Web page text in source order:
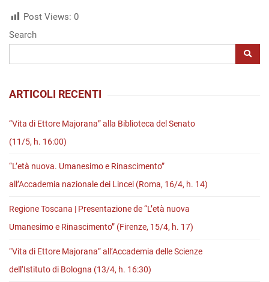
Post Views: 0
Search
ARTICOLI RECENTI
“Vita di Ettore Majorana” alla Biblioteca del Senato
(11/5, h. 16:00)
“L’età nuova. Umanesimo e Rinascimento”
all’Accademia nazionale dei Lincei (Roma, 16/4, h. 14)
Regione Toscana | Presentazione de “L’età nuova
Umanesimo e Rinascimento” (Firenze, 15/4, h. 17)
“Vita di Ettore Majorana” all’Accademia delle Scienze
dell’Istituto di Bologna (13/4, h. 16:30)